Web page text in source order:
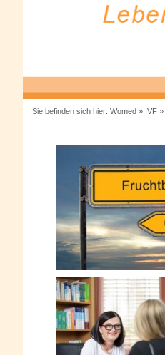
Sie befinden sich hier: Womed» IVF»